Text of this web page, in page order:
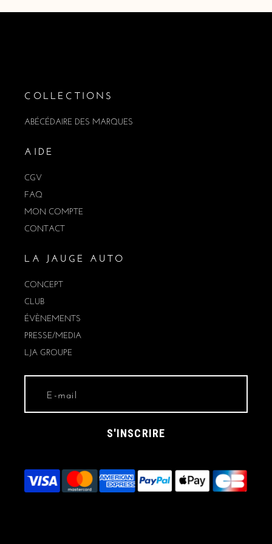
COLLECTIONS
ABÉCÉDAIRE DES MARQUES
AIDE
CGV
FAQ
MON COMPTE
CONTACT
LA JAUGE AUTO
CONCEPT
CLUB
ÉVÈNEMENTS
PRESSE/MEDIA
LJA GROUPE
S'INSCRIRE